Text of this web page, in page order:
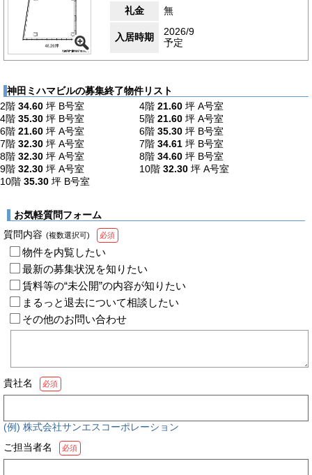
礼金
無
入居時期
2026/9
予定
神田ミハマビルの募集終了物件リスト
2階 34.60 坪 B号室 4階 21.60 坪 A号室
4階 35.30 坪 B号室 5階 21.60 坪 A号室
6階 21.60 坪 A号室 6階 35.30 坪 B号室
7階 32.30 坪 A号室 7階 34.61 坪 B号室
8階 32.30 坪 A号室 8階 34.60 坪 B号室
9階 32.30 坪 A号室 10階 32.30 坪 A号室
10階 35.30 坪 B号室
お気軽質問フォーム
質問内容 (複数選択可) 必須
物件を内覧したい
最新の募集状況を知りたい
賃料等の“未公開”の内容が知りたい
まるっと退去について相談したい
その他のお問い合わせ
貴社名 必須
(例) 株式会社サンエスコーポレーション
ご担当者名
必須